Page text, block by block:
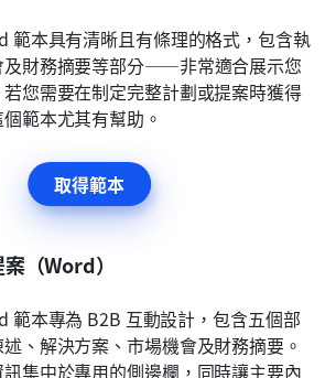
範本具有清晰且有條理的格式，包含執
及財務摘要等部分——非常適合展示您
您需要在制定完整計劃或提案時獲得
範本尤其有幫助。
取得範本
（Word）
範本專為 B2B 互動設計，包含五個部
、解決方案、市場機會及財務摘要。
集中於專用的側邊欄，同時讓主要內